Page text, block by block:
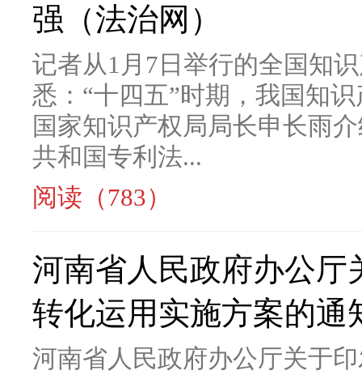
强（法治网）
记者从1月7日举行的全国知
悉：“十四五”时期，我国知
国家知识产权局局长申长雨
共和国专利法...
阅读（783）
河南省人民政府办公厅
转化运用实施方案的通
河南省人民政府办公厅关于